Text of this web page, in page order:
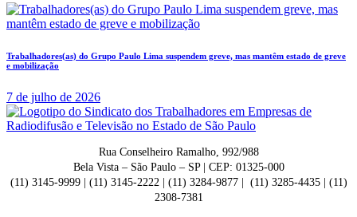
Trabalhadores(as) do Grupo Paulo Lima suspendem greve, mas mantêm estado de greve
e mobilização
7 de julho de 2026
Rua Conselheiro Ramalho, 992/988
Bela Vista – São Paulo – SP | CEP: 01325-000
(11) 3145-9999 | (11) 3145-2222 | (11) 3284-9877 | (11) 3285-4435 | (11)
2308-7381